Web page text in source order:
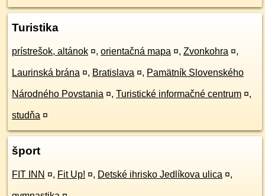
Turistika
prístrešok, altánok ¤, orientačná mapa ¤, Zvonkohra ¤,
Laurinská brána ¤, Bratislava ¤, Pamätník Slovenského
Národného Povstania ¤, Turistické informačné centrum ¤,
studňa ¤
šport
FIT INN ¤, Fit Up! ¤, Detské ihrisko Jedlíkova ulica ¤,